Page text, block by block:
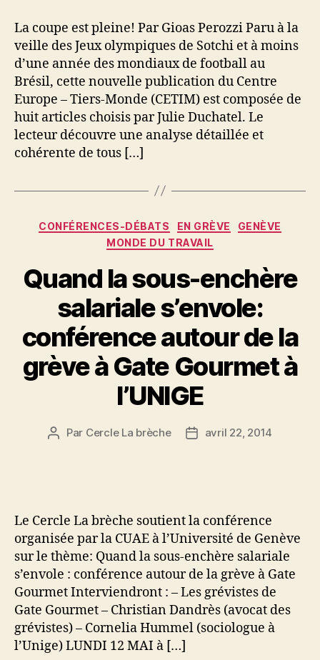
La coupe est pleine! Par Gioas Perozzi Paru à la
veille des Jeux olympiques de Sotchi et à moins
d’une année des mondiaux de football au
Brésil, cette nouvelle publication du Centre
Europe – Tiers-Monde (CETIM) est composée de
huit articles choisis par Julie Duchatel. Le
lecteur découvre une analyse détaillée et
cohérente de tous […]
Catégories
CONFÉRENCES-DÉBATS EN GRÈVE
GENÈVE
MONDE DU TRAVAIL
Quand la sous-enchère
salariale s’envole:
conférence autour de la
grève à Gate Gourmet à
l’UNIGE
Auteur
Par Cercle La brèche
Dateavril 22, 2014
Le Cercle La brèche soutient la conférence
organisée par la CUAE à l’Université de Genève
sur le thème: Quand la sous-enchère salariale
s’envole : conférence autour de la grève à Gate
Gourmet Interviendront : – Les grévistes de
Gate Gourmet – Christian Dandrès (avocat des
grévistes) – Cornelia Hummel (sociologue à
l’Unige) LUNDI 12 MAI à […]